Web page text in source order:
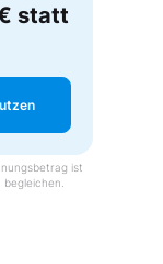
statt
ist